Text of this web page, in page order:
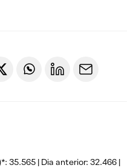
35.565 | Dia anterior: 32.466 |